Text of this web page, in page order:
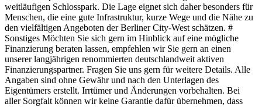
weitläufigen Schlosspark. Die Lage eignet sich daher besonders für
Menschen, die eine gute Infrastruktur, kurze Wege und die Nähe zu
den vielfältigen Angeboten der Berliner City-West schätzen. #
Sonstiges Möchten Sie sich gern im Hinblick auf eine mögliche
Finanzierung beraten lassen, empfehlen wir Sie gern an einen
unserer langjährigen renommierten deutschlandweit aktiven
Finanzierungspartner. Fragen Sie uns gern für weitere Details. Alle
Angaben sind ohne Gewähr und nach den Unterlagen des
Eigentümers erstellt. Irrtümer und Änderungen vorbehalten. Bei
aller Sorgfalt können wir keine Garantie dafür übernehmen, dass